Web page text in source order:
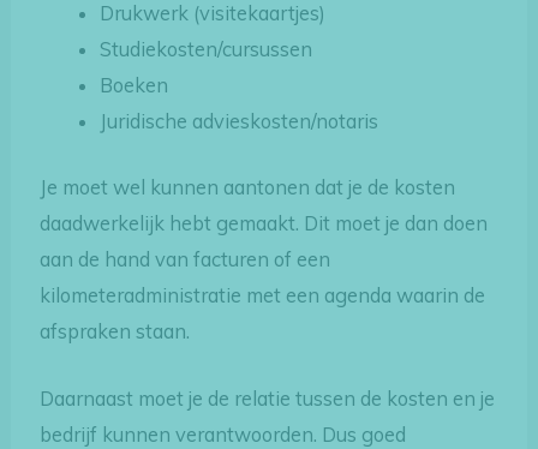
Drukwerk (visitekaartjes)
Studiekosten/cursussen
Boeken
Juridische advieskosten/notaris
Je moet wel kunnen aantonen dat je de kosten
daadwerkelijk hebt gemaakt. Dit moet je dan doen
aan de hand van facturen of een
kilometeradministratie met een agenda waarin de
afspraken staan.
Daarnaast moet je de relatie tussen de kosten en je
bedrijf kunnen verantwoorden. Dus goed